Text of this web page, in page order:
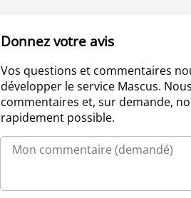
Donnez votre avis
Vos questions et commentaires
développer le service Mascus.
commentaires et, sur demande,
rapidement possible.